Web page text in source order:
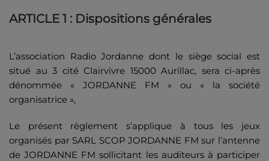
ARTICLE 1 : Dispositions générales
L’association Radio Jordanne dont le siège social est
situé au 3 cité Clairvivre 15000 Aurillac, sera ci-après
dénommée « JORDANNE FM » ou « la société
organisatrice »,
Le présent règlement s’applique à tous les jeux
organisés par SARL SCOP JORDANNE FM sur l’antenne
de JORDANNE FM sollicitant les auditeurs à participer